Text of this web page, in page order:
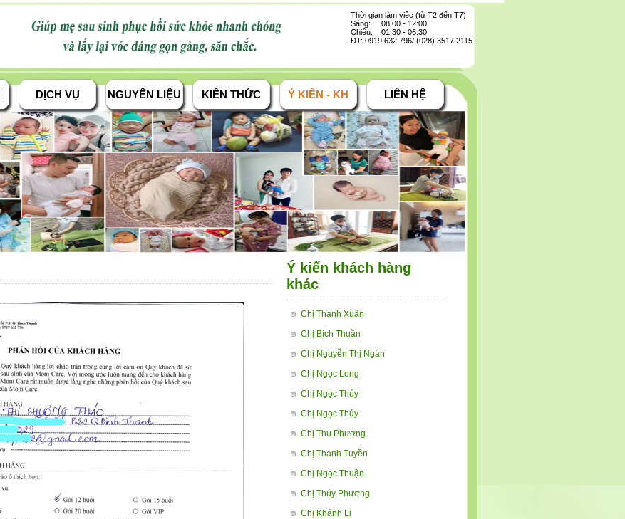
Thời gian làm việc (từ T2 đến T7)
Sáng: 08:00 - 12:00
Chiều: 01:30 - 06:30
ĐT: 0919 632 796/ (028) 3517 2115
DỊCH VỤ NGUYÊN LIỆU KIẾN THỨC Ý KIẾN - KH LIÊN HỆ
Ý kiến khách hàng
khác
Chị Thanh Xuân
Chị Bích Thuần
Chị Nguyễn Thị Ngân
Chị Ngọc Long
Chị Ngọc Thúy
Chị Ngọc Thủy
Chị Thu Phương
Chị Thanh Tuyền
Chị Ngọc Thuận
Chị Thúy Phương
Chị Khánh Li